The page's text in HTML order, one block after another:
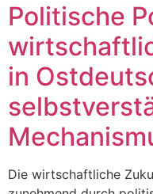
Politische
in
Die wirtschaftliche